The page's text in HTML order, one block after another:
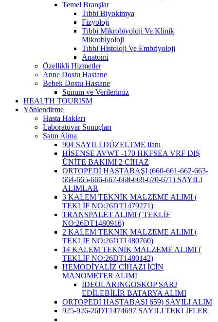
Temel Branşlar
Tıbbi Biyokimya
Fizyoloji
Tıbbi Mikrobiyoloji Ve Klinik
Mikrobiyoloji
Tıbbi Histoloji Ve Embriyoloji
Anatomi
Özellikli Hizmetler
Anne Dostu Hastane
Bebek Dostu Hastane
Sunum ve Verilerimiz
HEALTH TOURISM
Yönlendirme
Hasta Hakları
Laboratuvar Sonuçları
Satın Alma
904 SAYILI DÜZELTME ilanı
HİSENSE AVWT -170 HKFSEA VRF DIŞ
ÜNİTE BAKIMI 2 CİHAZ
ORTOPEDİ HASTABAŞI (660-661-662-663-
664-665-666-667-668-669-670-671) SAYILI
ALIMLAR
3 KALEM TEKNİK MALZEME ALIMI (
TEKLİF NO:26DT1479271)
TRANSPALET ALIMI ( TEKLİF
NO:26DT1480916)
2 KALEM TEKNİK MALZEME ALIMI (
TEKLİF NO:26DT1480760)
14 KALEM TEKNİK MALZEME ALIMI (
TEKLİF NO:26DT1480142)
HEMODİYALİZ CİHAZI İÇİN
MANOMETER ALIMI
İDEOLARINGOSKOP ŞARJ
EDİLEBİLİR BATARYA ALIMI
ORTOPEDİ HASTABAŞI 659) SAYILI ALIM
925-926-26DT1474697 SAYILI TEKLİFLER